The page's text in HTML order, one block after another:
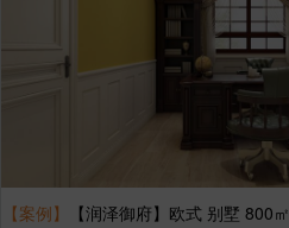
【案例】 【润泽御府】欧式 别墅 800㎡